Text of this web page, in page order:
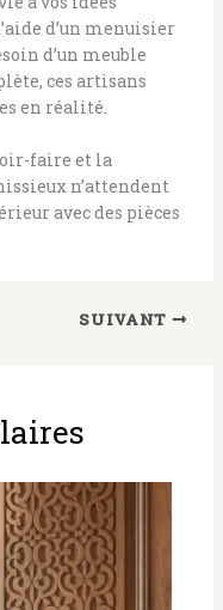
d’un menuisier
d’un meuble
ces artisans
en réalité.
faire et la
n’attendent
avec des pièces
SUIVANT